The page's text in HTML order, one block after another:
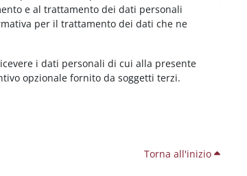
e al trattamento dei dati personali
per il trattamento dei dati che ne
i dati personali di cui alla presente
opzionale fornito da soggetti terzi.
Torna all'inizio